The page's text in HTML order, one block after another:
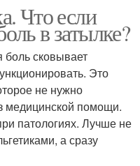
Что если
в затылке?
боль сковывает
Это
не нужно
медицинской помощи.
патологиях. Лучше не
а сразу